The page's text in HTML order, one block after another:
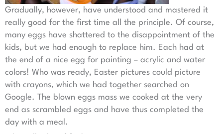
Gradually, however, have understood and mastered it
really good for the first time all the principle. Of course,
many eggs have shattered to the disappointment of the
kids, but we had enough to replace him. Each had at
the end of a nice egg for painting – acrylic and water
colors! Who was ready, Easter pictures could picture
with crayons, which we had together searched on
Google. The blown eggs mass we cooked at the very
end as scrambled eggs and have thus completed the
day with a meal.